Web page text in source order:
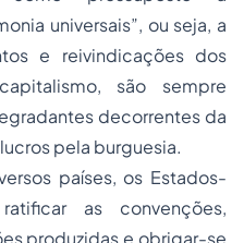
universais”, ou seja, a
e reivindicações dos
são sempre
decorrentes da
pela burguesia.
países, os Estados-
as convenções,